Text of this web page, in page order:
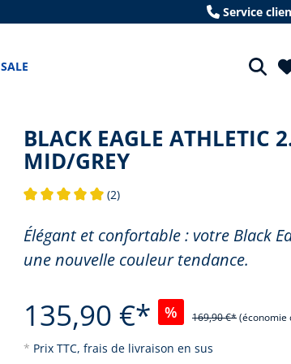
Service
SALE
BLACK EAGLE ATHLETIC
MID/GREY
(2)
Élégant et confortable : votre Black
une nouvelle couleur tendance.
135,90 €* % 169,90 €*(économie
* Prix TTC, frais de livraison en sus